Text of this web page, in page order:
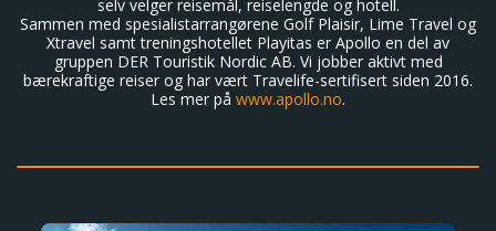
selv velger reisemål, reiselengde og hotell.
Sammen med spesialistarrangørene Golf Plaisir, Lime Travel og
Xtravel samt treningshotellet Playitas er Apollo en del av
gruppen DER Touristik Nordic AB. Vi jobber aktivt med
bærekraftige reiser og har vært Travelife-sertifisert siden 2016.
Les mer på www.apollo.no.